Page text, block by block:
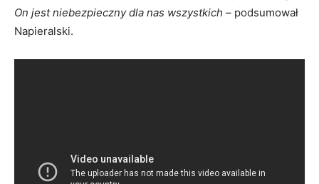
On jest niebezpieczny dla nas wszystkich – podsumował
Napieralski.